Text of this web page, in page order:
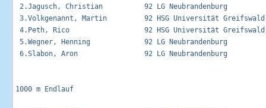
2.Jagusch, Christian          92 LG Neubrandenburg
3.Volkgenannt, Martin         92 HSG Universität
4.Peth, Rico                  92 HSG Universität
5.Wegner, Henning             92 LG Neubrandenburg
6.Slabon, Aron                92 LG Neubrandenburg
1000 m Endlauf